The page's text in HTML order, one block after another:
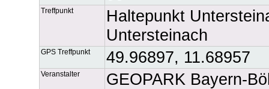
Treffpunkt
Haltepunkt
Untersteinach
GPS Treffpunkt 49.96897, 11.68957
Veranstalter GEOPARK Bayern-